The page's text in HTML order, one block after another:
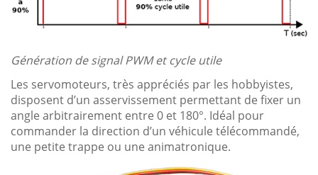
Génération de signal PWM et cycle utile
Les servomoteurs, très appréciés par les hobbyistes,
disposent d’un asservissement permettant de fixer un
angle arbitrairement entre 0 et 180°. Idéal pour
commander la direction d’un véhicule télécommandé,
une petite trappe ou une animatronique.